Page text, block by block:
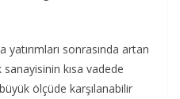
sonrasında artan
kısa vadede
ölçüde karşılanabilir